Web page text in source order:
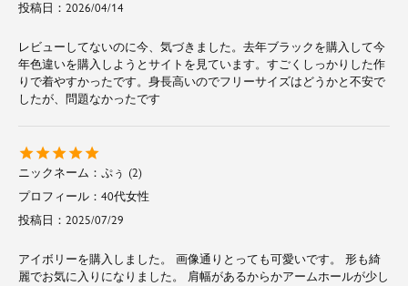
投稿日
2026/04/14
レビューしてないのに今、気づきました。去年ブラックを購入して今
年色違いを購入しようとサイトを見ています。すごくしっかりした作
りで着やすかったです。身長高いのでフリーサイズはどうかと不安で
したが、問題なかったです
ぷぅ
2
40代女性
投稿日
2025/07/29
アイボリーを購入しました。 画像通りとっても可愛いです。 形も綺
麗でお気に入りになりました。 肩幅があるからかアームホールが少し